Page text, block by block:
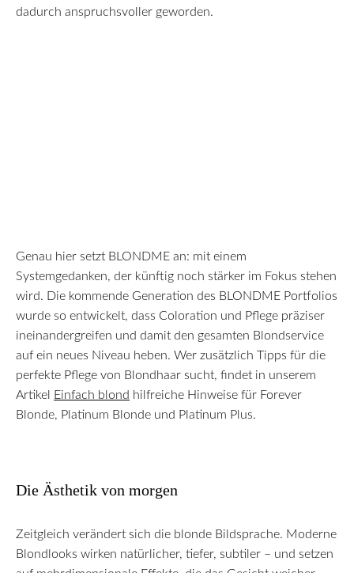
dadurch anspruchsvoller geworden.
Genau hier setzt BLONDME an: mit einem
Systemgedanken, der künftig noch stärker im Fokus stehen
wird. Die kommende Generation des BLONDME Portfolios
wurde so entwickelt, dass Coloration und Pflege präziser
ineinandergreifen und damit den gesamten Blondservice
auf ein neues Niveau heben. Wer zusätzlich Tipps für die
perfekte Pflege von Blondhaar sucht, findet in unserem
Artikel
Einfach blond hilfreiche Hinweise für Forever
Blonde, Platinum Blonde und Platinum Plus.
Die Ästhetik von morgen
Zeitgleich verändert sich die blonde Bildsprache. Moderne
Blondlooks wirken natürlicher, tiefer, subtiler – und setzen